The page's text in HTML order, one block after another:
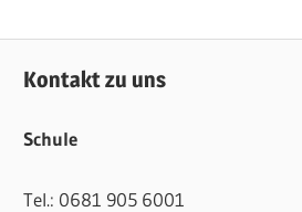
UNCATEGORIZED
Kontakt zu uns
Schule
Tel.: 0681 905 6001